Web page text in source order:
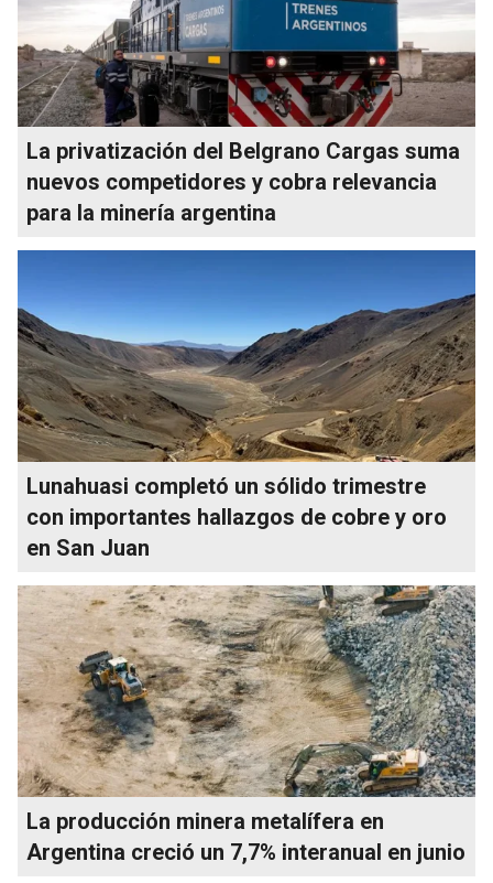
La privatización del Belgrano Cargas suma
nuevos competidores y cobra relevancia
para la minería argentina
Lunahuasi completó un sólido trimestre
con importantes hallazgos de cobre y oro
en San Juan
La producción minera metalífera en
Argentina creció un 7,7% interanual en junio